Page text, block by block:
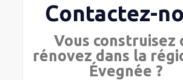
Contactez-
Vous construisez
rénovez dans la
Évegnée ?